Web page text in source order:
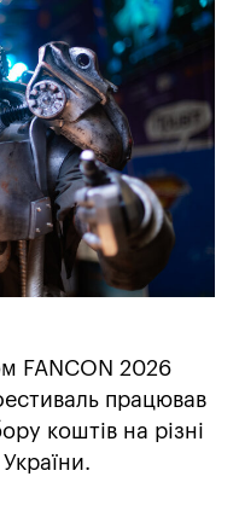
FANCON 2026
працював
коштів на різні